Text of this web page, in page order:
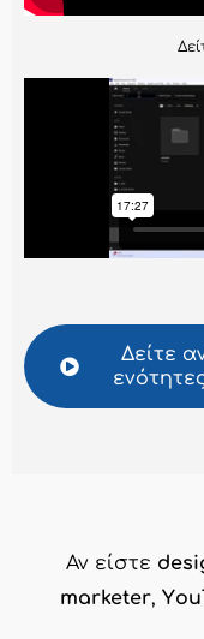
Δείτε
Αν είστε
marketer,